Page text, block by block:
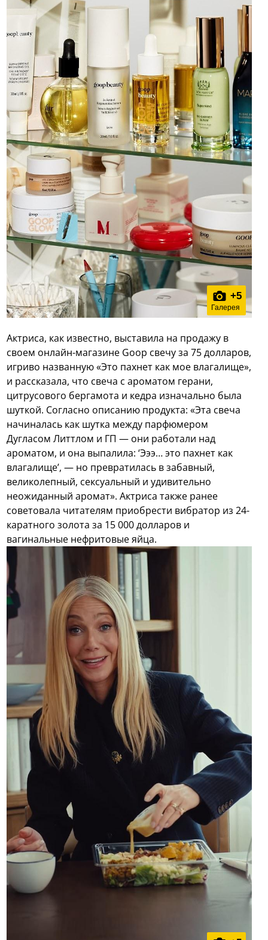
+5
Галерея
Актриса, как известно, выставила на продажу в
своем онлайн-магазине Goop свечу за 75 долларов,
игриво названную «Это пахнет как мое влагалище»,
и рассказала, что свеча с ароматом герани,
цитрусового бергамота и кедра изначально была
шуткой. Согласно описанию продукта: «Эта свеча
начиналась как шутка между парфюмером
Дугласом Литтлом и ГП — они работали над
ароматом, и она выпалила: ‘Эээ… это пахнет как
влагалище’, — но превратилась в забавный,
великолепный, сексуальный и удивительно
неожиданный аромат». Актриса также ранее
советовала читателям приобрести вибратор из 24-
каратного золота за 15 000 долларов и
вагинальные нефритовые яйца.